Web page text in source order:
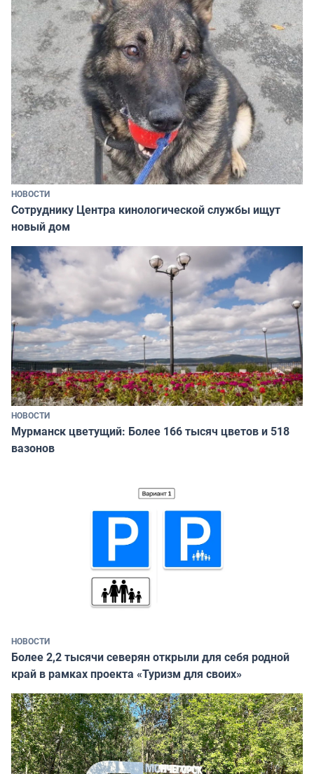
НОВОСТИ
Сотруднику Центра кинологической службы ищут
новый дом
НОВОСТИ
Мурманск цветущий: Более 166 тысяч цветов и 518
вазонов
НОВОСТИ
Более 2,2 тысячи северян открыли для себя родной
край в рамках проекта «Туризм для своих»